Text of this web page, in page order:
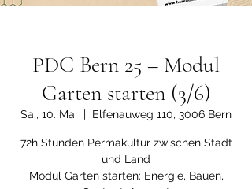
PDC Bern 25 – Modul
Garten starten (3/6)
Sa., 10. Mai
  |
Elfenauweg 110, 3006 Bern
72h Stunden Permakultur zwischen Stadt
und Land
Modul Garten starten: Energie, Bauen,